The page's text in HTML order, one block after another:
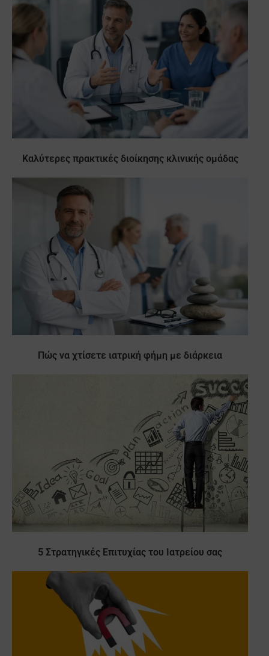
Καλύτερες πρακτικές διοίκησης κλινικής ομάδας
Πώς να χτίσετε ιατρική φήμη με διάρκεια
5 Στρατηγικές Επιτυχίας του Ιατρείου σας